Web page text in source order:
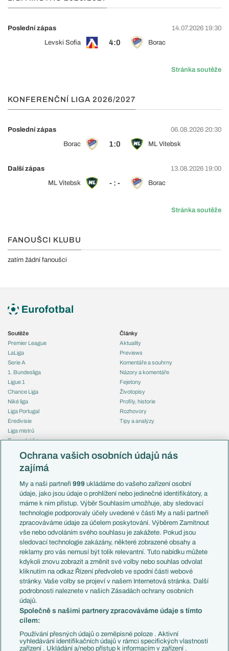
Poslední zápas
14.07.2026 19:30
Levski Sofia
4:0 Borac
Stránka soutěže
KONFERENČNÍ LIGA 2026/2027
Poslední zápas
06.08.2026 20:30
Borac
1:0 ML Vitebsk
Další zápas
13.08.2026 19:00
ML Vitebsk
- : - Borac
Stránka soutěže
FANOUŠCI KLUBU
zatím žádní fanoušci
Soutěže
Premier League
LaLiga
Serie A
1. Bundesliga
Ligue 1
Chance Liga
Niké liga
Liga Portugal
Eredivisie
Liga mistrů
Evropská liga
Mistrovství světa
Liga národů
Témata
Představení týmů MS
EuroSkauting
PL v kostce
Evropské koeficienty
Přestupy
Přestupové spekulace
Zranění
Kluby
Arsenal FC
Chelsea FC
Manchester United
AC Milán
Juventus FC
Bayern Mnichov
Články
Aktuality
Previews
Komentáře a souhrny
Názory a komentáře
Fejetony
Životopisy
Profily, historie
Rozhovory
Tipy a analýzy
Česko
Francie
Itálie
Německo
Španělsko
Argentina
Brazílie
Přestupy
Zápasy
Livescore
Tipovací soutěž
Ochrana vašich osobních údajů nás
zajímá
My a naši partneři999 ukládáme do vašeho zařízení osobní
údaje, jako jsou údaje o prohlížení nebo jedinečné identifikátory, a
máme k nim přístup. Výběr Souhlasím umožňuje, aby sledovací
technologie podporovaly účely uvedené v části My a naši partneři
zpracováváme údaje za účelem poskytování. Výběrem Zamítnout
vše nebo odvoláním svého souhlasu je zakážete. Pokud jsou
sledovací technologie zakázány, některé zobrazené obsahy a
reklamy pro vás nemusí být tolik relevantní. Tuto nabídku můžete
kdykoli znovu zobrazit a změnit své volby nebo souhlas odvolat
kliknutím na odkaz Řízení předvoleb ve spodní části webové
stránky. Vaše volby se projeví v našem Internetová stránka. Další
podrobnosti naleznete v našich Zásadách ochrany osobních
údajů.
Společně s našimi partnery zpracováváme údaje s tímto
cílem:
Používání přesných údajů o zeměpisné poloze . Aktivní
vyhledávání identifikačních údajů v rámci specifických vlastností
zařízení . Ukládání a/nebo přístup k informacím v zařízení .